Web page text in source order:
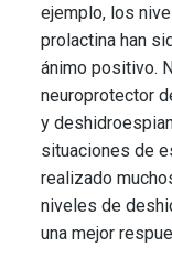
ejemplo, los
prolactina han
ánimo positivo.
neuroprotector
y
situaciones de
realizado
niveles de
una mejor